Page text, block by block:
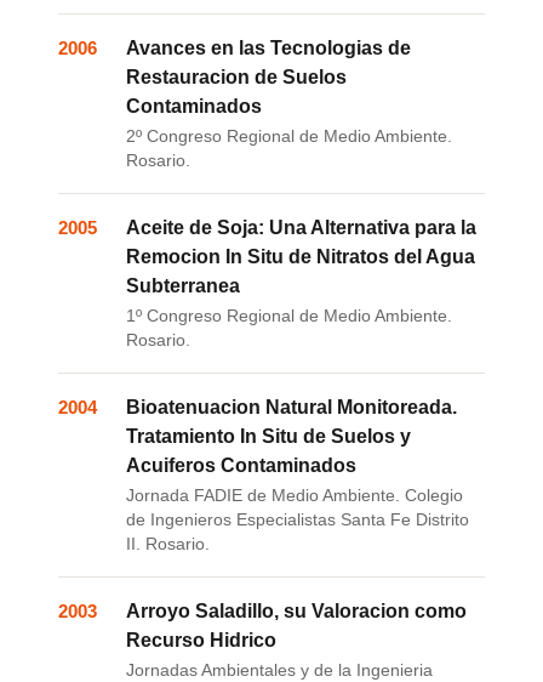
2006
Avances en las Tecnologias de
Restauracion de Suelos
Contaminados
2º Congreso Regional de Medio Ambiente.
Rosario.
2005
Aceite de Soja: Una Alternativa para la
Remocion In Situ de Nitratos del Agua
Subterranea
1º Congreso Regional de Medio Ambiente.
Rosario.
2004
Bioatenuacion Natural Monitoreada.
Tratamiento In Situ de Suelos y
Acuiferos Contaminados
Jornada FADIE de Medio Ambiente. Colegio
de Ingenieros Especialistas Santa Fe Distrito
II. Rosario.
2003
Arroyo Saladillo, su Valoracion como
Recurso Hidrico
Jornadas Ambientales y de la Ingenieria